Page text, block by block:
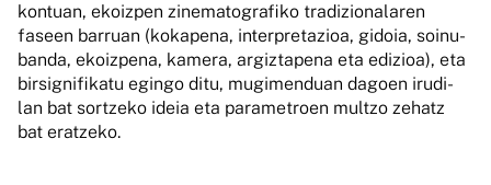
kontuan, ekoizpen zinematografiko tradizionalaren
faseen barruan (kokapena, interpretazioa, gidoia, soinu-
banda, ekoizpena, kamera, argiztapena eta edizioa), eta
birsignifikatu egingo ditu, mugimenduan dagoen irudi-
lan bat sortzeko ideia eta parametroen multzo zehatz
bat eratzeko.